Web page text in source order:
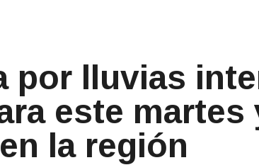
por lluvias
este martes
la región